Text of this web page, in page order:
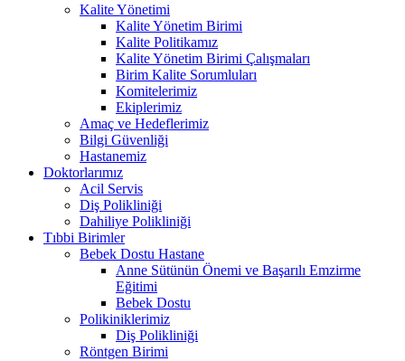
Kalite Yönetimi
Kalite Yönetim Birimi
Kalite Politikamız
Kalite Yönetim Birimi Çalışmaları
Birim Kalite Sorumluları
Komitelerimiz
Ekiplerimiz
Amaç ve Hedeflerimiz
Bilgi Güvenliği
Hastanemiz
Doktorlarımız
Acil Servis
Diş Polikliniği
Dahiliye Polikliniği
Tıbbi Birimler
Bebek Dostu Hastane
Anne Sütünün Önemi ve Başarılı Emzirme
Eğitimi
Bebek Dostu
Polikiniklerimiz
Diş Polikliniği
Röntgen Birimi